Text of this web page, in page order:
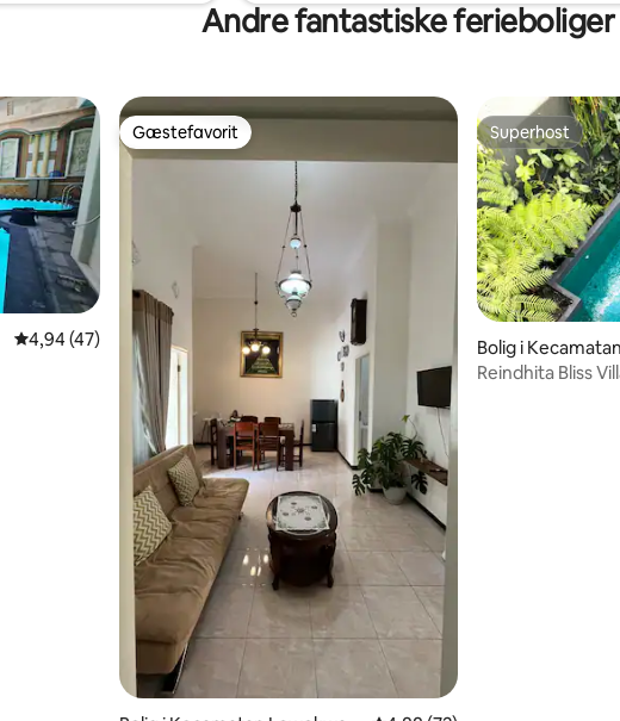
Andre fantastiske ferieboliger
4,94 ud af 5 i gennemsnitlig bedømmelse, 47 omtaler
4,94 (47)
Gæstefavorit
Gæstefavorit Superhost
Superhost
Bolig i
Reindhita Bliss